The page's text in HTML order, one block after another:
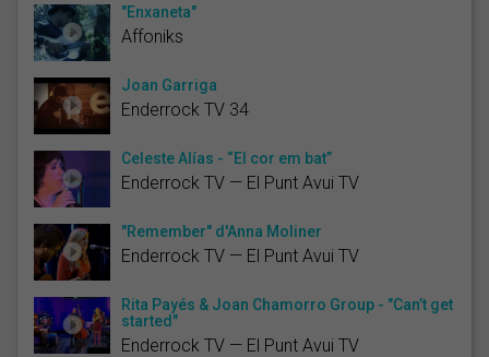
"Enxaneta"
Affoniks
Joan Garriga
Enderrock TV 34
Celeste Alías - “El cor em bat”
Enderrock TV — El Punt Avui TV
"Remember" d'Anna Moliner
Enderrock TV — El Punt Avui TV
Rita Payés & Joan Chamorro Group - "Can’t get
started"
Enderrock TV — El Punt Avui TV